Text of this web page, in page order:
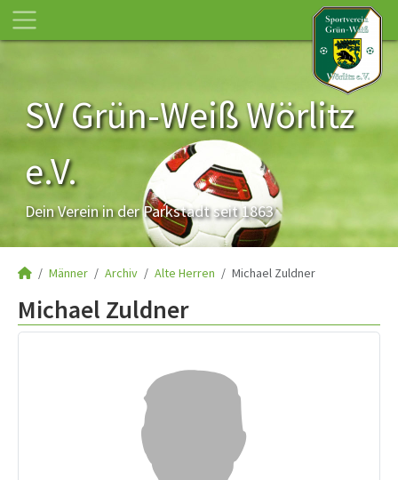
SV Grün-Weiß Wörlitz
e.V.
Dein Verein in der Parkstadt seit 1863
Männer Archiv Alte Herren Michael Zuldner
Michael Zuldner